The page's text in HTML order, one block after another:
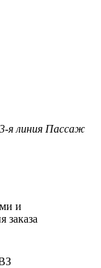
я линия Пассаж
и
заказа